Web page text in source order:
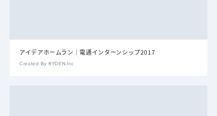
アイデアホームラン｜電通インターンシップ2017
Created By RYDEN.Inc